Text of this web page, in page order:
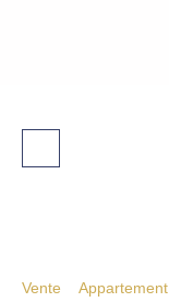
Vente Appartement